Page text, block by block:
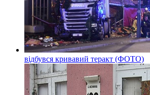
відбувся кривавий теракт (ФОТО)